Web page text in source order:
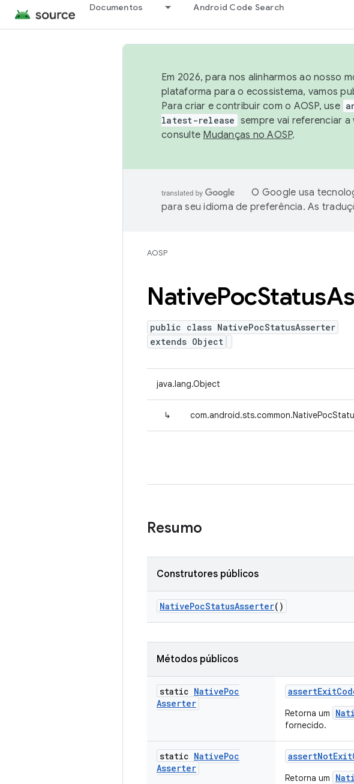
Documentos Android Code Search
Em 2026, para nos alinharmos ao nosso
plataforma para o ecossistema, vamos
Para criar e contribuir com o AOSP, use
latest-release sempre vai referenciar a
consulte Mudanças no AOSP.
O Google usa
para seu idioma de preferência. As
AOSP
NativePocStatus
public class NativePocStatusAsserter
extends Object
java.lang.Object
↳
Resumo
Construtores públicos
NativePocStatusAsserter()
Métodos públicos
static NativePoc
Asserter
assertExit
Retorna um
fornecido.
static NativePoc
Asserter
assertNotExit
Retorna um